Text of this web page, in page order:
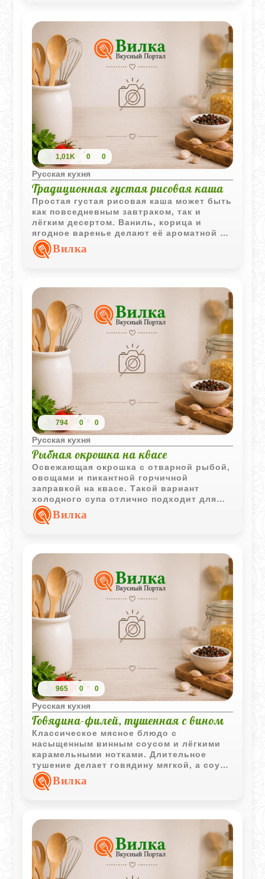
1,01K 0 0
Русская кухня
Традиционная густая рисовая каша
Простая густая рисовая каша может быть
как повседневным завтраком, так и
лёгким десертом. Ваниль, корица и
ягодное варенье делают её ароматной и
особенно уютной.
Вилка
794 0 0
Русская кухня
Рыбная окрошка на квасе
Освежающая окрошка с отварной рыбой,
овощами и пикантной горчичной
заправкой на квасе. Такой вариант
холодного супа отлично подходит для
тёплого времени года и отличается
насыщенным вкусом.
Вилка
965 0 0
Русская кухня
Говядина-филей, тушенная с вином
Классическое мясное блюдо с
насыщенным винным соусом и лёгкими
карамельными нотками. Длительное
тушение делает говядину мягкой, а соус
приобретает глубокий и выразительный
вкус.Вилка